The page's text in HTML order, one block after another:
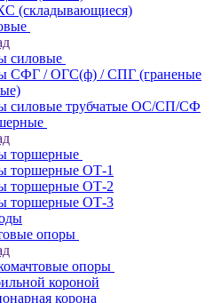
(складывающиеся)
силовые
СФГ / ОГС(ф) / СПГ (граненые
силовые трубчатые ОС/СП/СФ
торшерные
торшерные ОТ-1
торшерные ОТ-2
торшерные ОТ-3
опоры
опоры
короной
корона